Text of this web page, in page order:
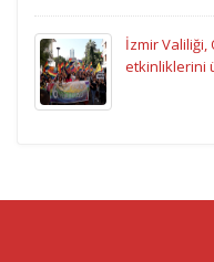
İzmir Valiliği,
etkinliklerini